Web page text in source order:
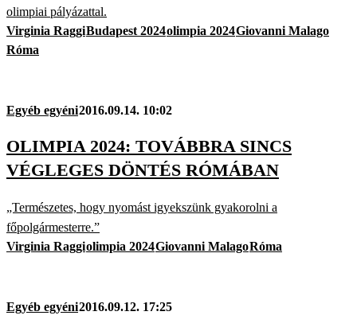
olimpiai pályázattal.
Virginia RaggiBudapest 2024olimpia 2024Giovanni Malago
Róma
Egyéb egyéni2016.09.14. 10:02
OLIMPIA 2024: TOVÁBBRA SINCS
VÉGLEGES DÖNTÉS RÓMÁBAN
„Természetes, hogy nyomást igyekszünk gyakorolni a
főpolgármesterre.”
Virginia Raggiolimpia 2024Giovanni MalagoRóma
Egyéb egyéni2016.09.12. 17:25